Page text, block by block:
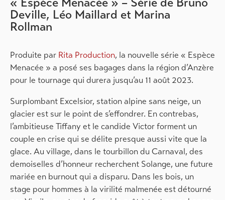
Deville, Léo Maillard et Marina
Rollman
Produite par Rita Production, la nouvelle série « Espèce
Menacée » a posé ses bagages dans la région d’Anzère
pour le tournage qui durera jusqu’au 11 août 2023.
Surplombant Excelsior, station alpine sans neige, un
glacier est sur le point de s’effondrer. En contrebas,
l’ambitieuse Tiffany et le candide Victor forment un
couple en crise qui se délite presque aussi vite que la
glace. Au village, dans le tourbillon du Carnaval, des
demoiselles d’honneur recherchent Solange, une future
mariée en burnout qui a disparu. Dans les bois, un
stage pour hommes à la virilité malmenée est détourné